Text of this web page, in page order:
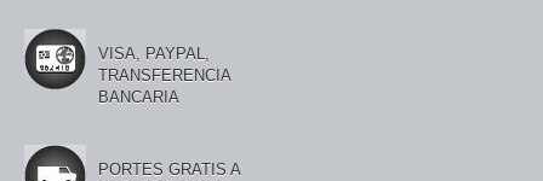
VISA, PAYPAL,
TRANSFERENCIA
BANCARIA
PORTES GRATIS A